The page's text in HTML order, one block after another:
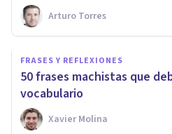
Arturo Torres
FRASES Y REFLEXIONES
50 frases machistas que
vocabulario
Xavier Molina